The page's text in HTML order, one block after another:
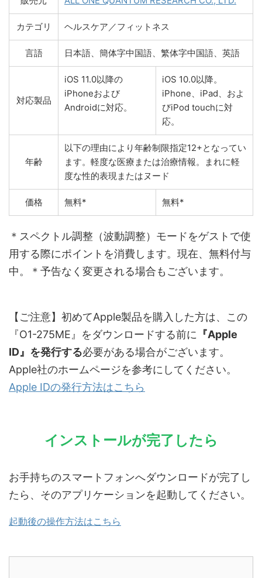
カテゴリ ヘルスケア／フィットネス
言語 日本語、簡体字中国語、繁体字中国語、英語
対応製品
iOS 11.0以降の
iPhoneおよび
Androidに対応。
iOS 10.0以降。
iPhone、iPad、およ
びiPod touchに対
応。
年齢
以下の理由により年齢制限指定12+となってい
ます。軽度な医療または治療情報。まれに軽
度な性的表現またはヌード
価格 無料* 無料*
＊スペクトル調整（波動調整）モードをゲストで使
用する際にポイントを消費します。現在、無料付与
中。＊予告なく変更される場合もございます。
【ご注意】初めてApple製品を購入した方は、この
『O1-275ME』をダウンロードする前に 『Apple
ID』を発行する必要がある場合がございます。
Apple社のホームページを参考にしてください。
Apple IDの発行方法はこちら
インストールが完了したら
お手持ちのスマートフォンへダウンロードが完了し
たら、そのアプリケーションを起動してください。
起動後の操作方法はこちら